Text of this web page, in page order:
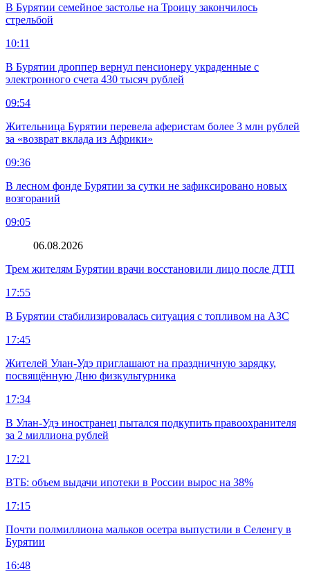
В Бурятии семейное застолье на Троицу закончилось
стрельбой
10:11
В Бурятии дроппер вернул пенсионеру украденные с
электронного счета 430 тысяч рублей
09:54
Жительница Бурятии перевела аферистам более 3 млн рублей
за «возврат вклада из Африки»
09:36
В лесном фонде Бурятии за сутки не зафиксировано новых
возгораний
09:05
06.08.2026
Трем жителям Бурятии врачи восстановили лицо после ДТП
17:55
В Бурятии стабилизировалась ситуация с топливом на АЗС
17:45
Жителей Улан-Удэ приглашают на праздничную зарядку,
посвящённую Дню физкультурника
17:34
В Улан-Удэ иностранец пытался подкупить правоохранителя
за 2 миллиона рублей
17:21
ВТБ: объем выдачи ипотеки в России вырос на 38%
17:15
Почти полмиллиона мальков осетра выпустили в Селенгу в
Бурятии
16:48